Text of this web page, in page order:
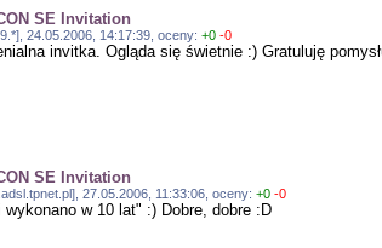
SE Invitation
24.05.2006, 14:17:39, oceny:+0 -0
invitka. Ogląda się świetnie :) Gratuluję
SE Invitation
27.05.2006, 11:33:06, oceny:+0 -0
wykonano w 10 lat" :) Dobre, dobre :D